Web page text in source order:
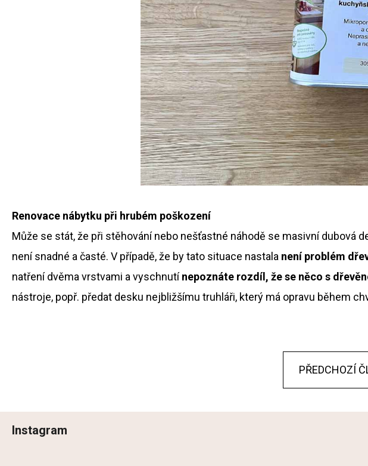
Renovace nábytku při hrubém poškození
Může se stát, že při stěhování nebo nešťastné náhodě se masivní dubová
není snadné a časté. V případě, že by tato situace nastala není problém
natření dvěma vrstvami a vyschnutínepoznáte rozdíl, že se něco s
nástroje, popř. předat desku nejbližšímu truhláři, který má opravu během
PŘEDCHOZÍ
Instagram